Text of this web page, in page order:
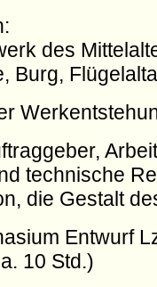
des
Burg,
technische
die Gestalt
Entwurf
10 Std.)